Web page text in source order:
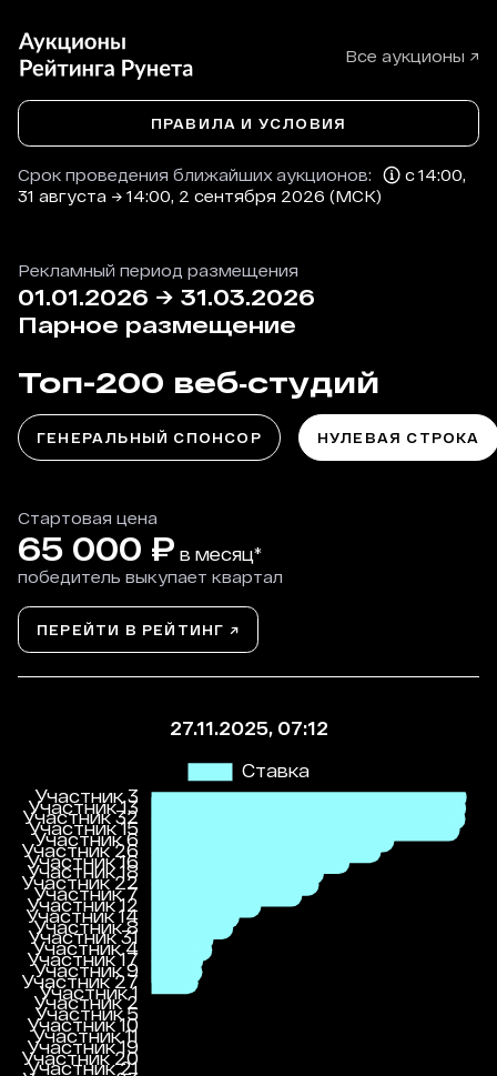
Все аукционы ↗
Срок проведения ближайших аукционов:
с 14:00,
31 августа → 14:00, 2 сентября 2026 (МСК)
ПРАВИЛА И УСЛОВИЯ
Рекламный период размещения
01.01.2026 → 31.03.2026
Парное размещение
Топ-200 веб‑студий
ГЕНЕРАЛЬНЫЙ СПОНСОР НУЛЕВАЯ СТРОКА
Стартовая цена
65 000 ₽ в месяц*
победитель выкупает квартал
ПЕРЕЙТИ В РЕЙТИНГ ↗